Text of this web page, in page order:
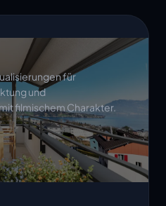
für
und
filmischem Charakter.